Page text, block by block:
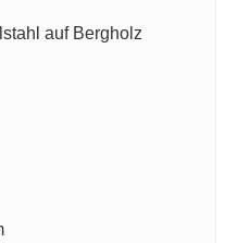
auf Bergholz